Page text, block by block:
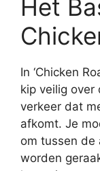
Het
In ‘Chicken
kip veilig over
verkeer dat
afkomt. Je
om tussen de
worden